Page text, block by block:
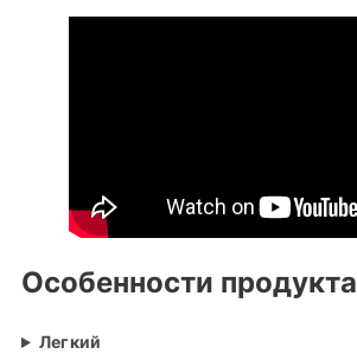
Особенности продукта
Легкий